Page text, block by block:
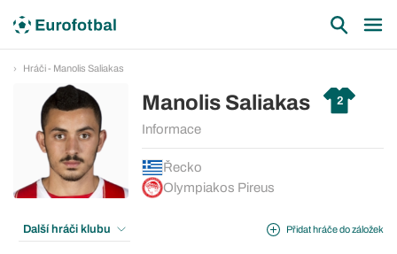
Hráči - Manolis Saliakas
Manolis Saliakas 2
Informace
Řecko
Olympiakos Pireus
Přidat hráče do záložek
Další hráči klubu